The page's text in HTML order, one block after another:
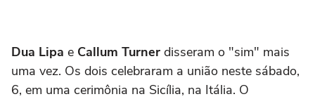
Dua Lipa e Callum Turner disseram o "sim" mais
uma vez. Os dois celebraram a união neste sábado,
6, em uma cerimônia na Sicília, na Itália. O